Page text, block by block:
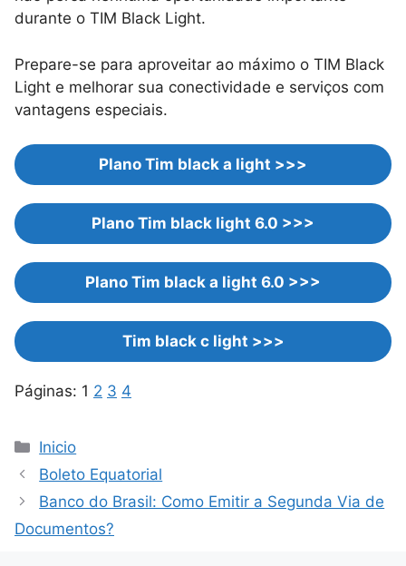
durante o TIM Black Light.
Prepare-se para aproveitar ao máximo o TIM Black
Light e melhorar sua conectividade e serviços com
vantagens especiais.
Plano Tim black a light >>>
Plano Tim black light 6.0 >>>
Plano Tim black a light 6.0 >>>
Tim black c light >>>
Páginas: 1 2 3 4
Categorias
Inicio
Boleto Equatorial
Banco do Brasil: Como Emitir a Segunda Via de
Documentos?